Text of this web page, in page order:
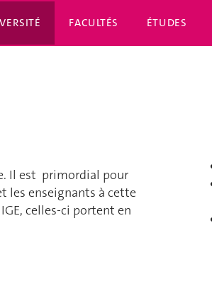
FACULTÉS ÉTUDES
Il est primordial pour
les enseignants à cette
celles-ci portent en